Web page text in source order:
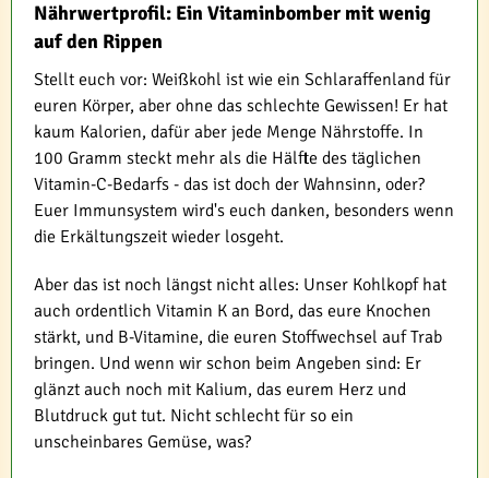
Nährwertprofil: Ein Vitaminbomber mit wenig
auf den Rippen
Stellt euch vor: Weißkohl ist wie ein Schlaraffenland für
euren Körper, aber ohne das schlechte Gewissen! Er hat
kaum Kalorien, dafür aber jede Menge Nährstoffe. In
100 Gramm steckt mehr als die Hälfte des täglichen
Vitamin-C-Bedarfs - das ist doch der Wahnsinn, oder?
Euer Immunsystem wird's euch danken, besonders wenn
die Erkältungszeit wieder losgeht.
Aber das ist noch längst nicht alles: Unser Kohlkopf hat
auch ordentlich Vitamin K an Bord, das eure Knochen
stärkt, und B-Vitamine, die euren Stoffwechsel auf Trab
bringen. Und wenn wir schon beim Angeben sind: Er
glänzt auch noch mit Kalium, das eurem Herz und
Blutdruck gut tut. Nicht schlecht für so ein
unscheinbares Gemüse, was?